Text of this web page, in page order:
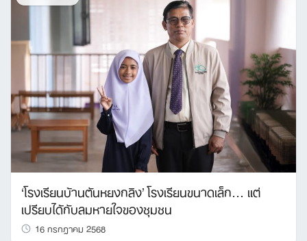
Search
for:
‘โรงเรียนบ้านตันหยงกลิง’ โรงเรียนขนาดเล็ก… แต่
เปรียบได้กับลมหายใจของชุมชน
16 กรกฎาคม 2568